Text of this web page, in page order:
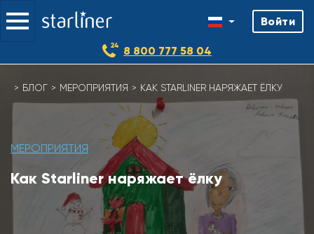
content
Войти
8 800 777 58 04
БЛОГ МЕРОПРИЯТИЯ КАК STARLINER НАРЯЖАЕТ ЁЛКУ
МЕРОПРИЯТИЯ
Как Starliner наряжает ёлку